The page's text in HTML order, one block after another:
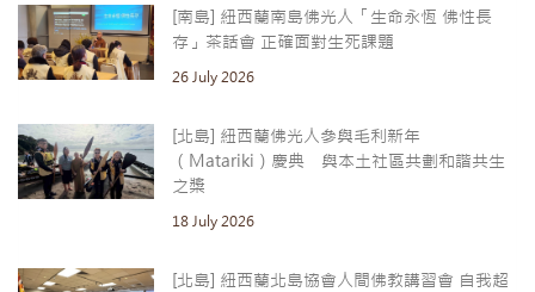
[南島] 紐西蘭南島佛光人「生命永恆 佛性長
存」茶話會 正確面對生死課題
26 July 2026
[北島] 紐西蘭佛光人參與毛利新年
（Matariki）慶典 與本土社區共劃和諧共生
之槳
18 July 2026
[北島] 紐西蘭北島協會人間佛教講習會 自我超